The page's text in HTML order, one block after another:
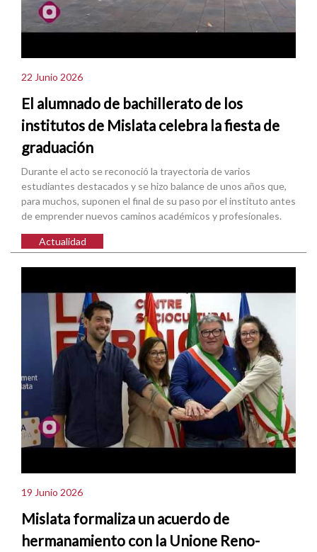
22 Junio 2026
El alumnado de bachillerato de los
institutos de Mislata celebra la fiesta de
graduación
Durante el acto se reconoció la trayectoria de varios
estudiantes destacados y se hizo balance de unos años que,
para muchos, suponen el final de su paso por el instituto antes
de emprender nuevos caminos académicos y profesionales.
Actualidad
19 Junio 2026
Mislata formaliza un acuerdo de
hermanamiento con la Unione Reno-